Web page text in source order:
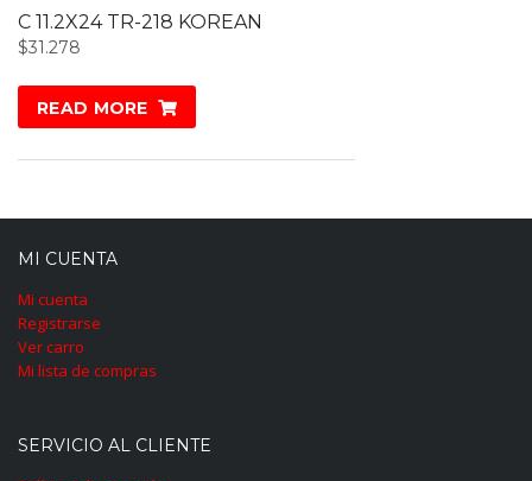
C 11.2X24 TR-218 KOREAN
$31.278
READ MORE
MI CUENTA
Mi cuenta
Registrarse
Ver carro
Mi lista de compras
SERVICIO AL CLIENTE